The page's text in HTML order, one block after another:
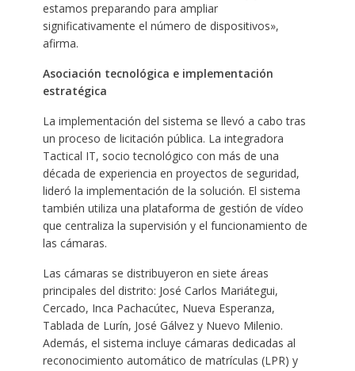
estamos preparando para ampliar
significativamente el número de dispositivos»,
afirma.
Asociación tecnológica e implementación
estratégica
La implementación del sistema se llevó a cabo tras
un proceso de licitación pública. La integradora
Tactical IT, socio tecnológico con más de una
década de experiencia en proyectos de seguridad,
lideró la implementación de la solución. El sistema
también utiliza una plataforma de gestión de vídeo
que centraliza la supervisión y el funcionamiento de
las cámaras.
Las cámaras se distribuyeron en siete áreas
principales del distrito: José Carlos Mariátegui,
Cercado, Inca Pachacútec, Nueva Esperanza,
Tablada de Lurín, José Gálvez y Nuevo Milenio.
Además, el sistema incluye cámaras dedicadas al
reconocimiento automático de matrículas (LPR) y